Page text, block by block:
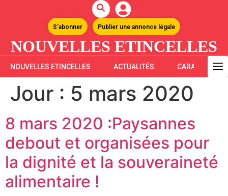
S'abonner Publier une annonce légale
NOUVELLES ETINCELLES
NOUVELLES ETINCELLES ACTUALITÉS CARAÏBES
Jour : 5 mars 2020
8 mars 2020 :Paysannes
debout et organisées pour
la dignité et la souveraineté
alimentaire !